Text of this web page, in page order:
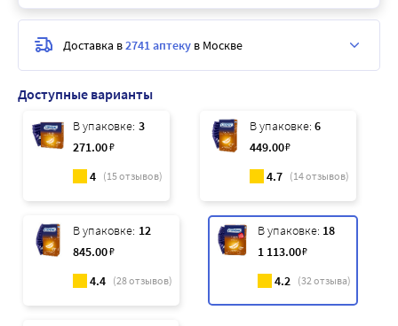
Доступные варианты
В упаковке: 3
271.00₽
4 (15отзывов)
В упаковке: 6
449.00₽
4.7 (14отзывов)
В упаковке: 12
845.00₽
4.4 (28отзывов)
В упаковке: 18
1 113.00₽
4.2 (32отзыва)
Доставка в2741 аптеку в Москве